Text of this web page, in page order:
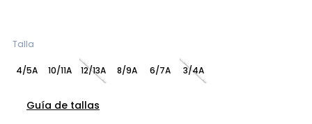
Talla
4/5A 10/11A 12/13A 8/9A 6/7A 3/4A
Guía de tallas
9.
10. disney